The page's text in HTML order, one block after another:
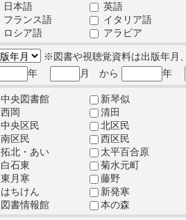
日本語
英語
フランス語
イタリア語
ロシア語
アラビア
※図書や視聴覚資料は出版年月
年
月 から 年
中央図書館
新琴似
西岡
清田
中央区民
北区民
南区民
西区民
拓北・あい
太平百合原
白石東
菊水元町
東月寒
藤野
はちけん
新発寒
図書情報館
本の森